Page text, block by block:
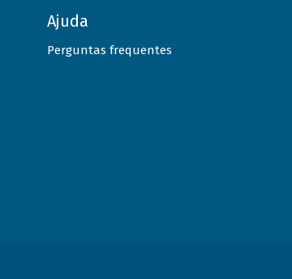
Ajuda
Perguntas frequentes